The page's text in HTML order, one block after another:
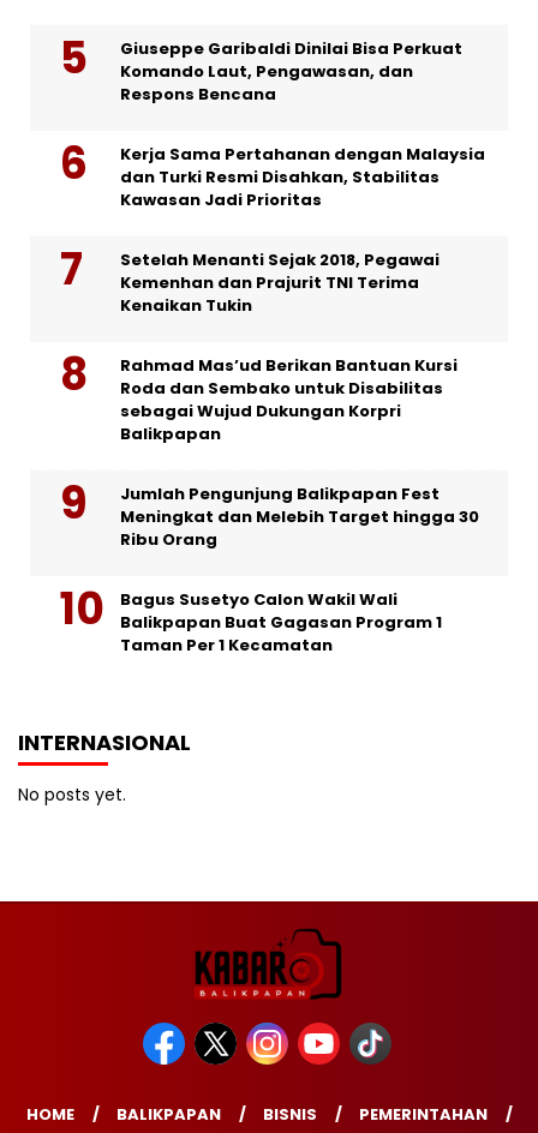
Giuseppe Garibaldi Dinilai Bisa Perkuat
Komando Laut, Pengawasan, dan
Respons Bencana
Kerja Sama Pertahanan dengan Malaysia
dan Turki Resmi Disahkan, Stabilitas
Kawasan Jadi Prioritas
Setelah Menanti Sejak 2018, Pegawai
Kemenhan dan Prajurit TNI Terima
Kenaikan Tukin
Rahmad Mas’ud Berikan Bantuan Kursi
Roda dan Sembako untuk Disabilitas
sebagai Wujud Dukungan Korpri
Balikpapan
Jumlah Pengunjung Balikpapan Fest
Meningkat dan Melebih Target hingga 30
Ribu Orang
Bagus Susetyo Calon Wakil Wali
Balikpapan Buat Gagasan Program 1
Taman Per 1 Kecamatan
INTERNASIONAL
No posts yet.
HOME BALIKPAPAN BISNIS PEMERINTAHAN